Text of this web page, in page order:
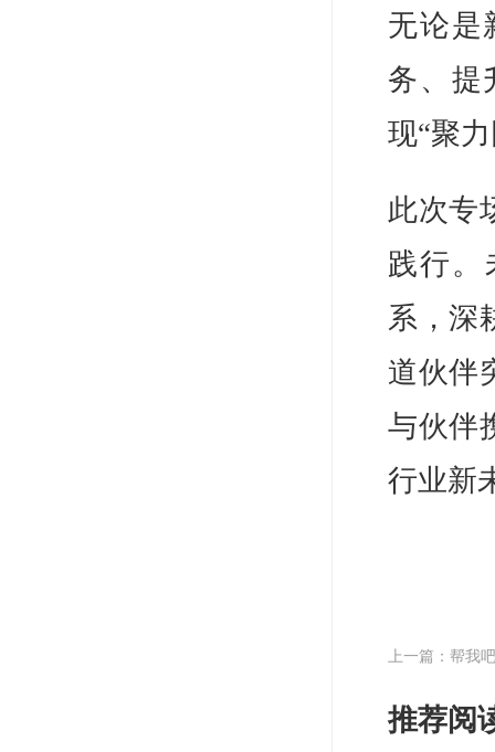
无论是
务、提
现“聚
此次专
践行。
系，深
道伙伴
与伙伴
行业新
上一篇：帮我
推荐阅